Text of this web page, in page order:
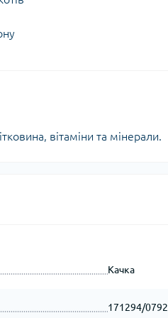
вітаміни та мінерали.
Качка
171294/0792